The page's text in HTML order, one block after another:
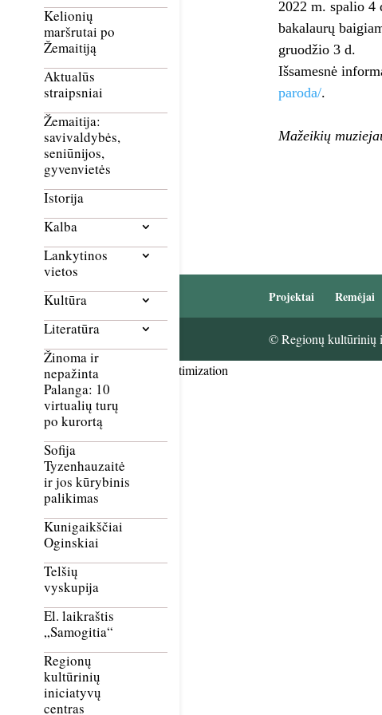
Kelionių
maršrutai po
Žemaitiją
Aktualūs
straipsniai
Žemaitija:
savivaldybės,
seniūnijos,
gyvenvietės
Istorija
Kalba
Lankytinos
vietos
Kultūra
Literatūra
Žinoma ir
nepažinta
Palanga: 10
virtualių turų
po kurortą
Sofija
Tyzenhauzaitė
ir jos kūrybinis
palikimas
Kunigaikščiai
Oginskiai
Telšių
vyskupija
El. laikraštis
„Samogitia“
Regionų
kultūrinių
iniciatyvų
centras
2022 m. spalio
bakalaurų
gruodžio 3 d.
Išsamesnė
paroda/.
Mažeikių
Projektai Remėjai
© Regionų kultūrinių
Smush Image Compression and Optimization